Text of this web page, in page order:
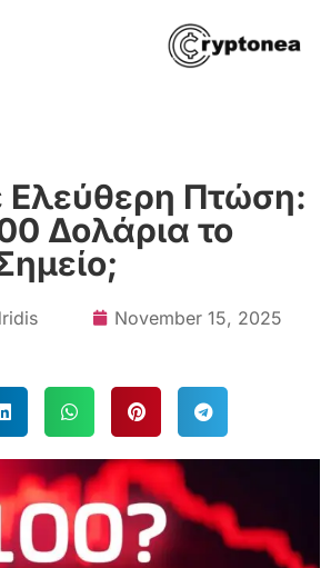
Ελεύθερη Πτώση:
Δολάρια το
November 15, 2025